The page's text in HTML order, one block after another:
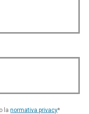
lanormativa privacy*